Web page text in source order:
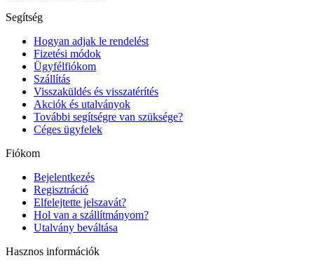
Segítség
Hogyan adjak le rendelést
Fizetési módok
Ügyfélfiókom
Szállítás
Visszaküldés és visszatérítés
Akciók és utalványok
További segítségre van szüksége?
Céges ügyfelek
Fiókom
Bejelentkezés
Regisztráció
Elfelejtette jelszavát?
Hol van a szállítmányom?
Utalvány beváltása
Hasznos információk